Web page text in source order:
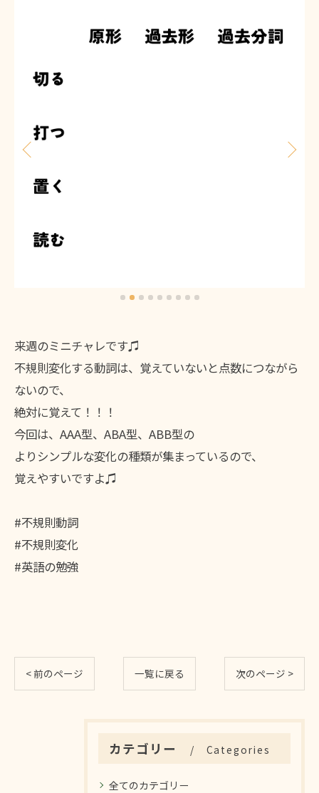
来週のミニチャレです♫
不規則変化する動詞は、覚えていないと点数につながら
ないので、
絶対に覚えて！！！
今回は、AAA型、ABA型、ABB型の
よりシンプルな変化の種類が集まっているので、
覚えやすいですよ♫
#不規則動詞
#不規則変化
#英語の勉強
< 前のページ 一覧に戻る 次のページ >
カテゴリー Categories
全てのカテゴリー